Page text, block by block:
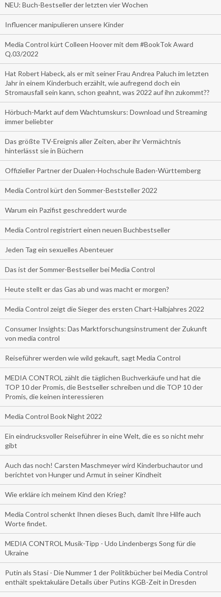
NEU: Buch-Bestseller der letzten vier Wochen
Influencer manipulieren unsere Kinder
Media Control kürt Colleen Hoover mit dem #BookTok Award
Q.03/2022
Hat Robert Habeck, als er mit seiner Frau Andrea Paluch im letzten
Jahr in einem Kinderbuch erzählt, wie aufregend doch ein
Stromausfall sein kann, schon geahnt, was 2022 auf ihn zukommt??
Hörbuch-Markt auf dem Wachtumskurs: Download und Streaming
immer beliebter
Das größte TV-Ereignis aller Zeiten, aber ihr Vermächtnis
hinterlässt sie in Büchern
Offizieller Partner der Dualen-Hochschule Baden-Württemberg
Media Control kürt den Sommer-Beststeller 2022
Warum ein Pazifist geschreddert wurde
Media Control registriert einen neuen Buchbestseller
Jeden Tag ein sexuelles Abenteuer
Das ist der Sommer-Bestseller bei Media Control
Heute stellt er das Gas ab und was macht er morgen?
Media Control zeigt die Sieger des ersten Chart-Halbjahres 2022
Consumer Insights: Das Marktforschungsinstrument der Zukunft
von media control
Reiseführer werden wie wild gekauft, sagt Media Control
MEDIA CONTROL zählt die täglichen Buchverkäufe und hat die
TOP 10 der Promis, die Bestseller schreiben und die TOP 10 der
Promis, die keinen interessieren
Media Control Book Night 2022
Ein eindrucksvoller Reiseführer in eine Welt, die es so nicht mehr
gibt
Auch das noch! Carsten Maschmeyer wird Kinderbuchautor und
berichtet von Hunger und Armut in seiner Kindheit
Wie erkläre ich meinem Kind den Krieg?
Media Control schenkt Ihnen dieses Buch, damit Ihre Hilfe auch
Worte findet.
MEDIA CONTROL Musik-Tipp - Udo Lindenbergs Song für die
Ukraine
Putin als Stasi - Die Nummer 1 der Politikbücher bei Media Control
enthält spektakuläre Details über Putins KGB-Zeit in Dresden